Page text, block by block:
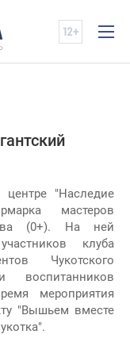
"Наследие
мастеров
(0+). На ней
клуба
Чукотского
воспитанников
мероприятия
"Вышьем вместе